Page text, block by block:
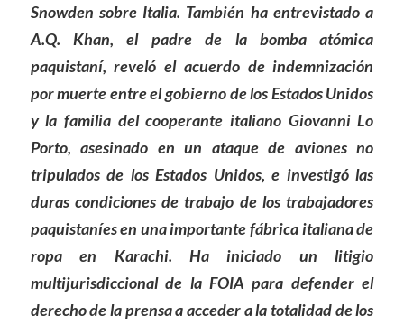
Snowden sobre Italia. También ha entrevistado a
A.Q. Khan, el padre de la bomba atómica
paquistaní, reveló el acuerdo de indemnización
por muerte entre el gobierno de los Estados Unidos
y la familia del cooperante italiano Giovanni Lo
Porto, asesinado en un ataque de aviones no
tripulados de los Estados Unidos, e investigó las
duras condiciones de trabajo de los trabajadores
paquistaníes en una importante fábrica italiana de
ropa en Karachi. Ha iniciado un litigio
multijurisdiccional de la FOIA para defender el
derecho de la prensa a acceder a la totalidad de los